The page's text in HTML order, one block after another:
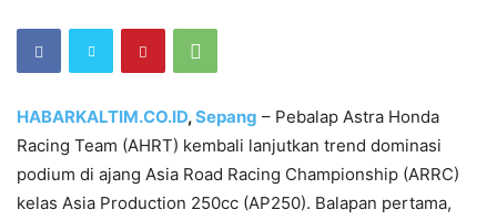
HABARKALTIM.CO.ID,Sepang – Pebalap Astra Honda
Racing Team (AHRT) kembali lanjutkan trend dominasi
podium di ajang Asia Road Racing Championship (ARRC)
kelas Asia Production 250cc (AP250). Balapan pertama,